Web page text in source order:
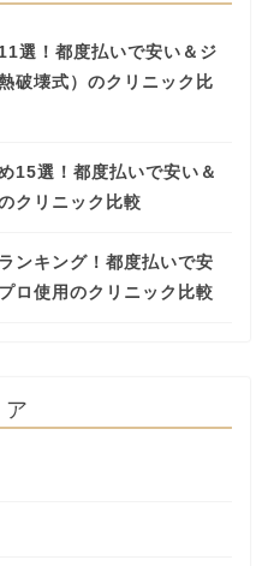
選！都度払いで安い＆ジ
破壊式）のクリニック比
15選！都度払いで安い＆
クリニック比較
ンキング！都度払いで安
ロ使用のクリニック比較